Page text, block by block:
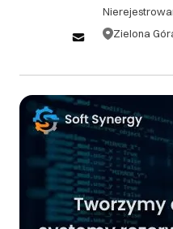
Zielona
zamówienia, bez
Anulacje zamówień
administracyjnej w
zamówienia. 1.3. W
po rozpoczęciu prac,
pokrycia kosztów już
administracyjnej w
wartości zamówienia.
na charakter usług
Synergy, zwroty